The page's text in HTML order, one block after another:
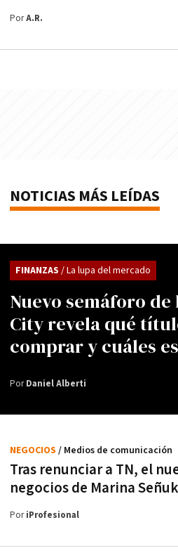
PorA.R.
NOTICIAS MÁS LEÍDAS
Nuevo semáforo
City revela qué
comprar y cuáles
FINANZAS / La lupa del mercado
PorDaniel Alberti
Tras renunciar a TN, el
negocios de Marina Señuk
NEGOCIOS / Medios de comunicación
PoriProfesional